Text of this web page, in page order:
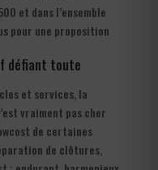
et dans l’ensemble
pour une proposition
défiant toute
et services, la
vraiment pas cher
de certaines
de clôtures,